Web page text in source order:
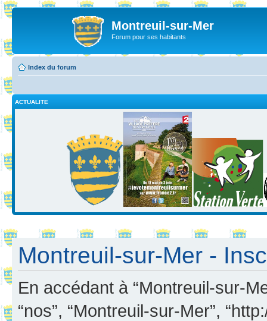
Montreuil-sur-Mer
Forum pour ses habitants
Index du forum
ACTUALITE
Montreuil-sur-Mer -
En accédant à “Montreuil-sur-
“nos”, “Montreuil-sur-Mer”,